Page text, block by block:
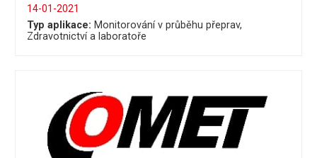
14-01-2021
Typ aplikace:Monitorování v průběhu přeprav
Zdravotnictví a laboratoře